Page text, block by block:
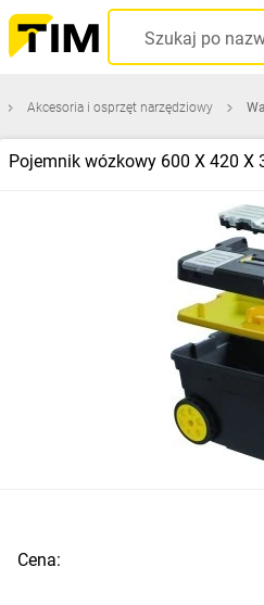
Akcesoria i osprzęt narzędziowy
Pojemnik wózkowy 600 X 420 X
Cena: